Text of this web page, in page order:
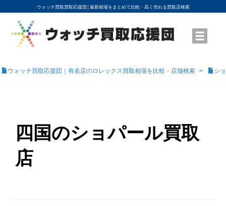
ウォッチ買取買取応援団│ 最新相場をまとめて比較・高く売れる買取店検索
YouTubeで動画を公開中
ROLEXモデル名から買取相場を調べる
高級時計ブランド名から買取相場を調べる
地域から買取店を探す
店舗名から買取店を探す
ブランド時計を高く売る方法
買取査定を依頼する
ウォッチ買取応援団｜有名店のロレックス買取相場を比較・店舗検索 シ
四国のショパール買取
店